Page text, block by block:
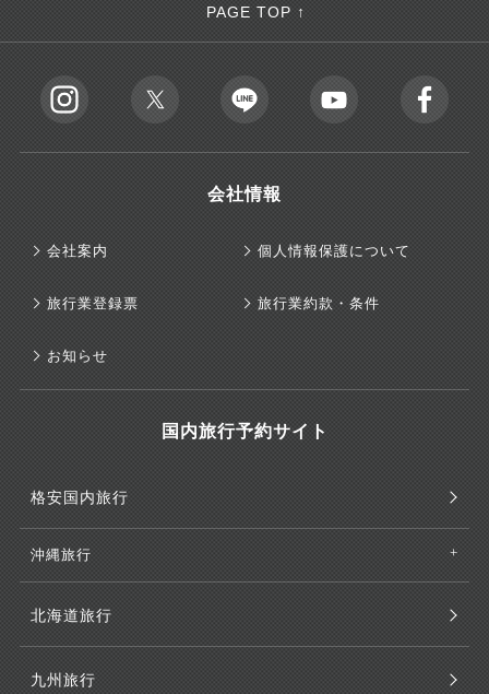
PAGE TOP ↑
会社情報
会社案内 個人情報保護について
旅行業登録票 旅行業約款・条件
お知らせ
国内旅行予約サイト
格安国内旅行
沖縄旅行
北海道旅行
九州旅行